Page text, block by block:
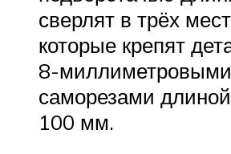
сверлят в трёх
которые крепят
8-миллиметровыми
саморезами
100 мм.